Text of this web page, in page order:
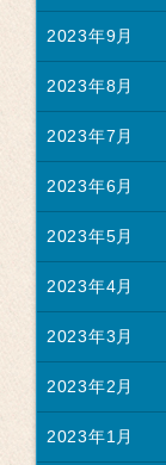
2023年9月
2023年8月
2023年7月
2023年6月
2023年5月
2023年4月
2023年3月
2023年2月
2023年1月